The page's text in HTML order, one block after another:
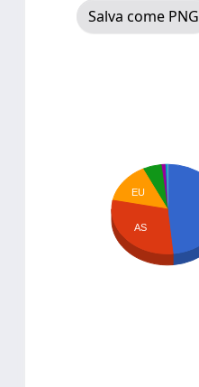
Salva come PNG
EU
AS